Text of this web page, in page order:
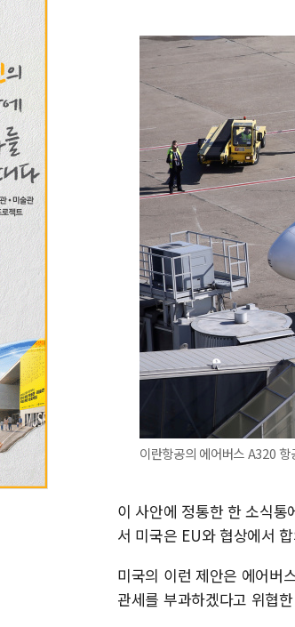
이란항공의 에어버스 A320
이 사안에 정통한 한 소식
서 미국은 EU와 협상에서
미국의 이런 제안은 에어버
관세를 부과하겠다고 위협